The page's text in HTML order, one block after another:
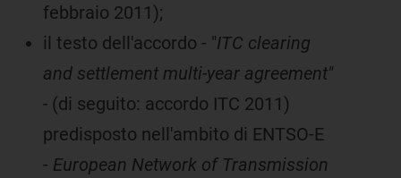
febbraio 2011);
il testo dell'accordo - "ITC clearing
and settlement multi-year agreement"
- (di seguito: accordo ITC 2011)
predisposto nell'ambito di ENTSO-E
- European Network of Transmission